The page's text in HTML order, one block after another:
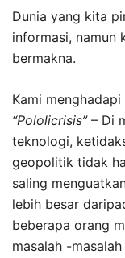
Dunia yang kita
informasi, namun
bermakna.
Kami
“Pololicrisis”– Di
teknologi,
geopolitik tidak
saling
lebih besar
beberapa orang
masalah -